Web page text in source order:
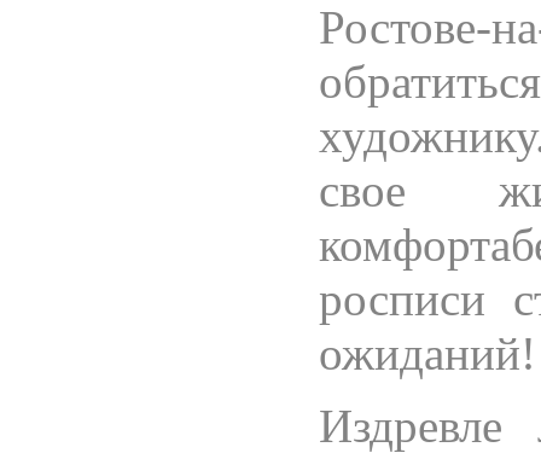
Ростове-
свое
росписи
ожиданий!